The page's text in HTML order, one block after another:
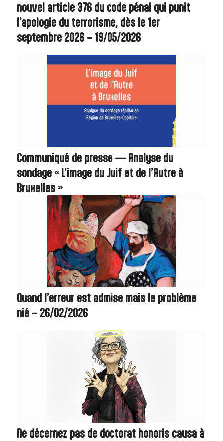
nouvel article 376 du code pénal qui punit
l’apologie du terrorisme, dès le 1er
septembre 2026 – 19/05/2026
Communiqué de presse — Analyse du
sondage « L’image du Juif et de l’Autre à
Bruxelles »
Quand l’erreur est admise mais le problème
nié – 26/02/2026
Ne décernez pas de doctorat honoris causa à